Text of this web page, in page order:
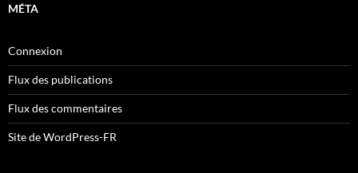
MÉTA
Connexion
Flux des publications
Flux des commentaires
Site de WordPress-FR